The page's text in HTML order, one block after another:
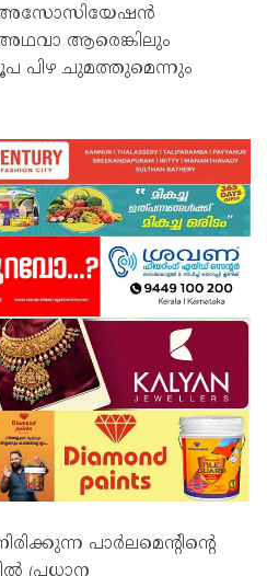
അസോസിയേഷൻ
അഥവാ ആരെങ്കിലും
പിഴ ചുമത്തുമെന്നും
പാർലമെന്റിന്റെ
പ്രധാന